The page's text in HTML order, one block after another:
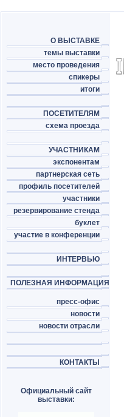
О ВЫСТАВКЕ
темы выставки
место проведения
спикеры
итоги
ПОСЕТИТЕЛЯМ
схема проезда
УЧАСТНИКАМ
экспонентам
партнерская сеть
профиль посетителей
участники
резервирование стенда
буклет
участие в конференции
ИНТЕРВЬЮ
ПОЛЕЗНАЯ ИНФОРМАЦИЯ
пресс-офис
новости
новости отрасли
КОНТАКТЫ
Официальный сайт
выставки: